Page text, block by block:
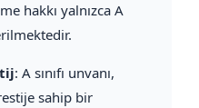
hakkı yalnızca A
: A sınıfı unvanı,
sahip bir